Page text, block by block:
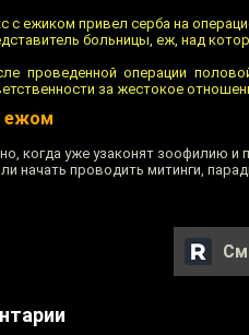
с ежиком привел серба на
больницы, еж, над
проведенной операции
за жестокое
ежом
когда уже узаконят зоофилию и
начать проводить митинги,